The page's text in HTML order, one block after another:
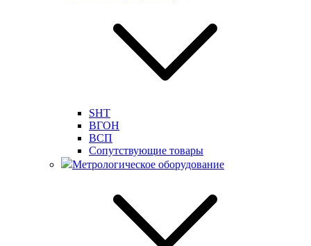
SHT
ВГОН
ВСП
Сопутствующие товары
Метрологическое оборудование